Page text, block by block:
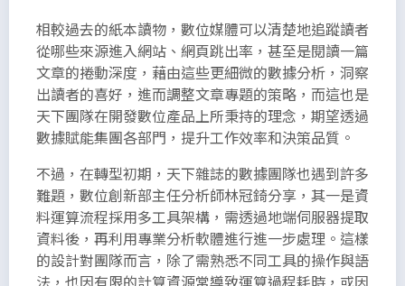
相較過去的紙本讀物，數位媒體可以清楚地追蹤讀者
從哪些來源進入網站、網頁跳出率，甚至是閱讀一篇
文章的捲動深度，藉由這些更細微的數據分析，洞察
出讀者的喜好，進而調整文章專題的策略，而這也是
天下團隊在開發數位產品上所秉持的理念，期望透過
數據賦能集團各部門，提升工作效率和決策品質。
不過，在轉型初期，天下雜誌的數據團隊也遇到許多
難題，數位創新部主任分析師林冠錡分享，其一是資
料運算流程採用多工具架構，需透過地端伺服器提取
資料後，再利用專業分析軟體進行進一步處理。這樣
的設計對團隊而言，除了需熟悉不同工具的操作與語
法，也因有限的計算資源常導致運算過程耗時，或因